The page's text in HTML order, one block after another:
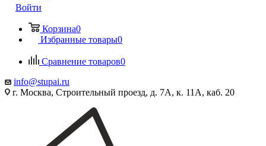
Войти
Корзина0
Избранные товары0
Сравнение товаров0
info@stupai.ru
г. Москва, Строительный проезд, д. 7А, к. 11А, каб. 20